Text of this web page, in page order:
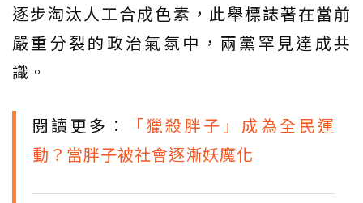
逐步淘汰人工合成色素，此舉標誌著在當前
嚴重分裂的政治氣氛中，兩黨罕見達成共
識。
閱讀更多：
「獵殺胖子」成為全民運
動？當胖子被社會逐漸妖魔化